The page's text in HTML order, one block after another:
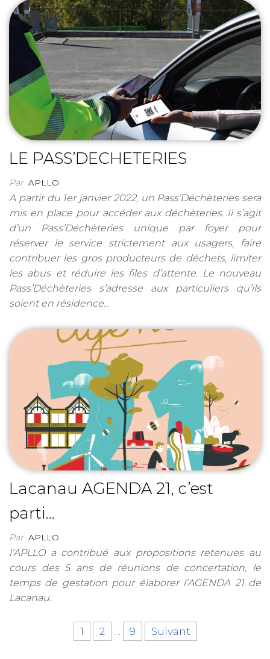
LE PASS’DECHETERIES
Par APLLO
A partir du 1er janvier 2022, un Pass’Déchèteries sera
mis en place pour accéder aux déchèteries. Il s’agit
d’un Pass’Déchèteries unique par foyer pour
réserver le service strictement aux usagers, faire
contribuer les gros producteurs de déchets, limiter
les abus et réduire les files d’attente. Le nouveau
Pass’Déchèteries s’adresse aux particuliers qu’ils
soient en résidence…
Lacanau AGENDA 21, c’est
parti…
Par APLLO
l’APLLO a contribué aux propositions retenues au
cours des 5 ans de réunions de concertation, le
temps de gestation pour élaborer l’AGENDA 21 de
Lacanau.
1 2 9 Suivant